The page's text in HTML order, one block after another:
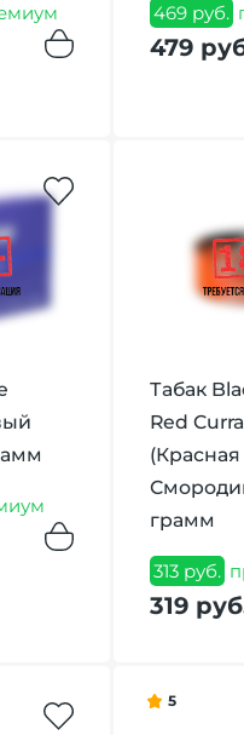
469 руб.
479
Табак
Red
(Красная
грамм
313 руб.
319
5